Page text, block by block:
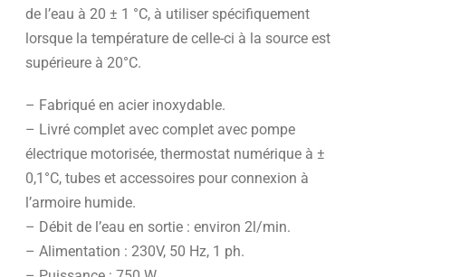
de l’eau à 20 ± 1 °C, à utiliser spécifiquement
lorsque la température de celle-ci à la source est
supérieure à 20°C.
– Fabriqué en acier inoxydable.
– Livré complet avec complet avec pompe
électrique motorisée, thermostat numérique à ±
0,1°C, tubes et accessoires pour connexion à
l’armoire humide.
– Débit de l’eau en sortie : environ 2l/min.
– Alimentation : 230V, 50 Hz, 1 ph.